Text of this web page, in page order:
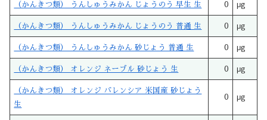
（かんきつ類） うんしゅうみかん じょうのう 早生 生 0 μg
（かんきつ類） うんしゅうみかん じょうのう 普通 生 0 μg
（かんきつ類） うんしゅうみかん 砂じょう 普通 生 0 μg
（かんきつ類） オレンジ ネーブル 砂じょう 生 0 μg
（かんきつ類） オレンジ バレンシア 米国産 砂じょう
生
0 μg